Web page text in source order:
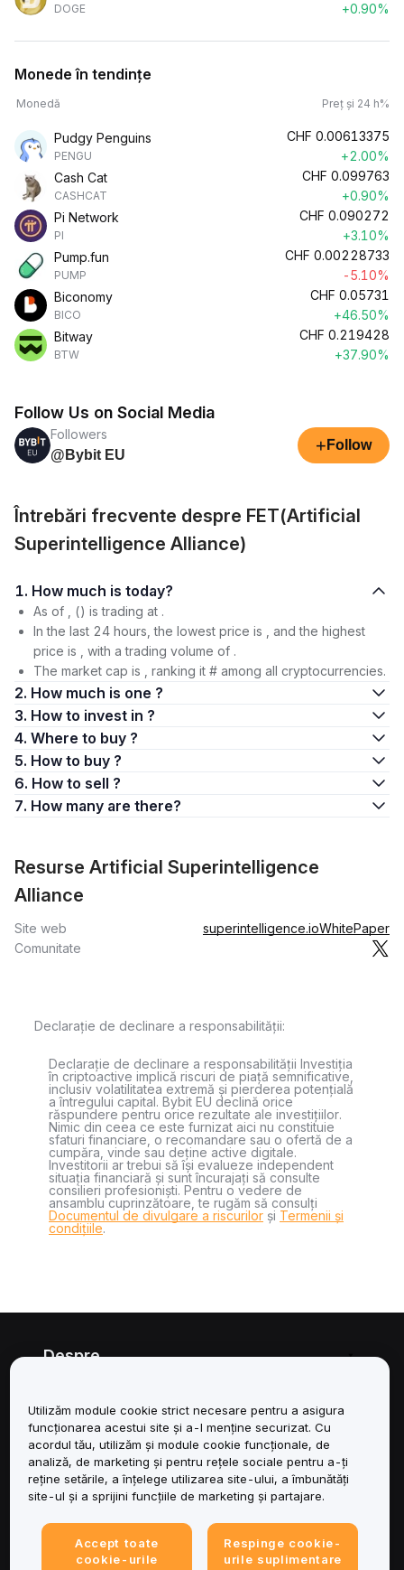
DOGE
+0.90%
Monede în tendințe
Monedă Preț și 24 h%
Pudgy Penguins
PENGU
CHF 0.00613375
+2.00%
Cash Cat
CASHCAT
CHF 0.099763
+0.90%
Pi Network
PI
CHF 0.090272
+3.10%
Pump.fun
PUMP
CHF 0.00228733
-5.10%
Biconomy
BICO
CHF 0.05731
+46.50%
Bitway
BTW
CHF 0.219428
+37.90%
Follow Us on Social Media
Followers
@Bybit EU
+ Follow
Întrebări frecvente despre FET(Artificial
Superintelligence Alliance)
1. How much is today?
As of , () is trading at .
In the last 24 hours, the lowest price is , and the highest
price is , with a trading volume of .
The market cap is , ranking it # among all cryptocurrencies.
2. How much is one ?
3. How to invest in ?
4. Where to buy ?
5. How to buy ?
6. How to sell ?
7. How many are there?
Resurse Artificial Superintelligence
Alliance
Site web superintelligence.ioWhitePaper
Comunitate
Declarație de declinare a responsabilității:
Declarație de declinare a responsabilității Investiția
în criptoactive implică riscuri de piață semnificative,
inclusiv volatilitatea extremă și pierderea potențială
a întregului capital. Bybit EU declină orice
răspundere pentru orice rezultate ale investițiilor.
Nimic din ceea ce este furnizat aici nu constituie
sfaturi financiare, o recomandare sau o ofertă de a
cumpăra, vinde sau deține active digitale.
Investitorii ar trebui să își evalueze independent
situația financiară și sunt încurajați să consulte
consilieri profesioniști. Pentru o vedere de
ansamblu cuprinzătoare, te rugăm să consulți
Documentul de divulgare a riscurilor și Termenii și
condițiile.
Despre
Asistență
Produse
Juridic
Utilizăm module cookie strict necesare pentru a asigura
funcționarea acestui site și a-l menține securizat. Cu
acordul tău, utilizăm și module cookie funcționale, de
analiză, de marketing și pentru rețele sociale pentru a-ți
reține setările, a înțelege utilizarea site-ului, a îmbunătăți
site-ul și a sprijini funcțiile de marketing și partajare.
Accept toate
cookie-urile
Respinge cookie-
urile suplimentare